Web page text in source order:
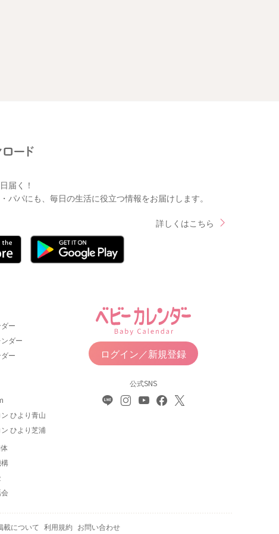
届く！
パにも、毎日の生活に役立つ情報をお届けします。
詳しくはこちら
ー
ダー
ー
ひより青山
ひより芝浦
ログイン／新規登録
公式SNS
載について 利用規約 お問い合わせ